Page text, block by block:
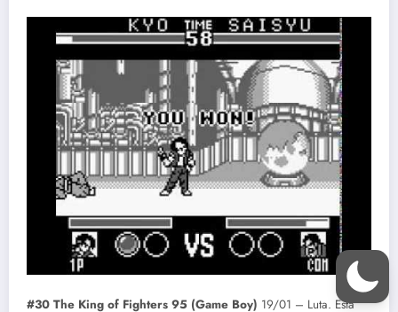
#30 The King of Fighters 95 (Game Boy) 19/01 – Luta. Está